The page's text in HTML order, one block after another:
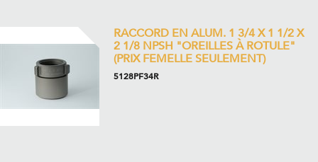
RACCORD EN ALUM. 1 3/4 X 1 1/2 X
2 1/8 NPSH "OREILLES À ROTULE"
(PRIX FEMELLE SEULEMENT)
5128PF34R